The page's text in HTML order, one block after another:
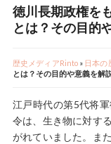
徳川長期政権を
とは？その目的
歴史メディアRinto» 日本の
とは？その目的や意義を解
江戸時代の第5代将
令は、生き物に対す
がれていました。ま